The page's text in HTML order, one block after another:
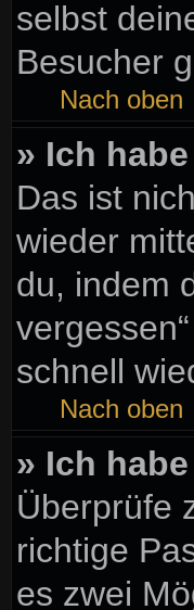
selbst
Besucher
Nach oben
» Ich
Das ist
wieder
du, indem
schnell
Nach oben
» Ich
Überprüfe
richtige
es zwei